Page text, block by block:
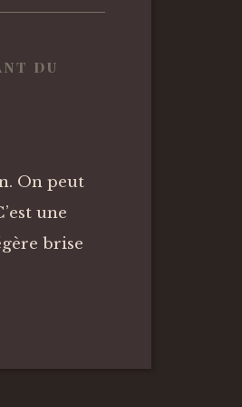
du
On peut
une
brise